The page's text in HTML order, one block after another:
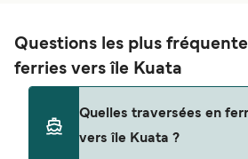
Questions les plus
ferries vers île Kuata
Quelles traversées en
vers île Kuata ?